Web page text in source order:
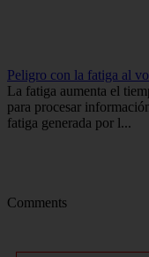
Peligro con la fatiga al
La fatiga aumenta el
para procesar
fatiga generada por l...
Comments